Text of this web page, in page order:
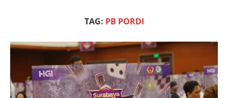
TAG: PB PORDI